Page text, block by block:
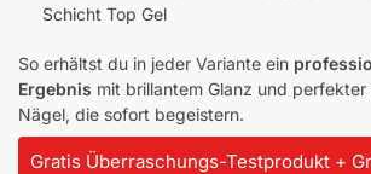
Schicht Top Gel
So erhältst du in jeder Variante ein
Ergebnis mit brillantem Glanz und
Nägel, die sofort begeistern.
Gratis Überraschungs-Testprodukt +